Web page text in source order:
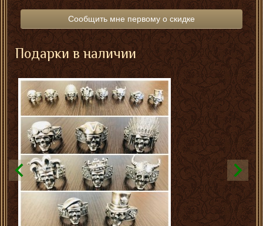
Сообщить мне первому о скидке
Подарки в наличии